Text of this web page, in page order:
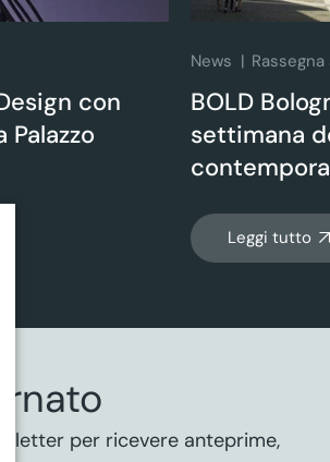
con
News
BOLD
settimana
Leggi tutto
per ricevere anteprime,